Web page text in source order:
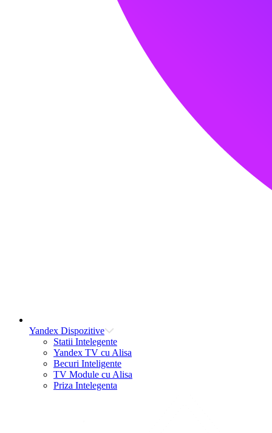
Yandex Dispozitive
Statii Intelegente
Yandex TV cu Alisa
Becuri Inteligente
TV Module cu Alisa
Priza Intelegenta